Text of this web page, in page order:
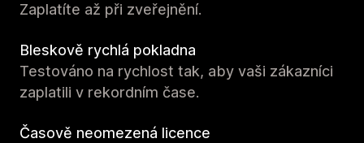
Zaplatíte až při zveřejnění.
Bleskově rychlá pokladna
Testováno na rychlost tak, aby vaši zákazníci
zaplatili v rekordním čase.
Časově neomezená licence